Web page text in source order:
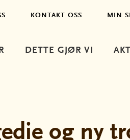
DETTE GJØR VI
KONTAKT OSS MIN
og ny